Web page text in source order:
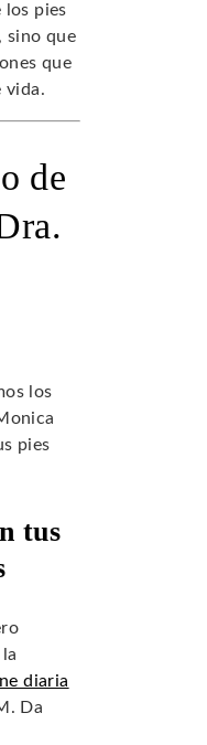
los pies
sino que
que
vida.
de
los
pies
tus
diaria
Da